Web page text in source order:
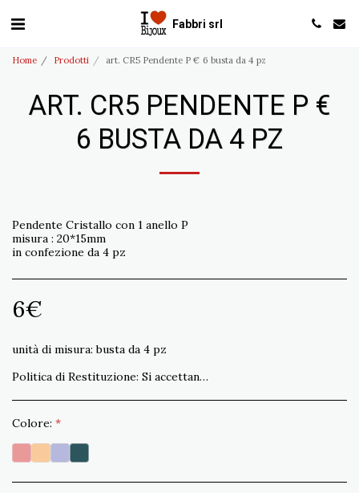
Fabbri srl
Home Prodotti art. CR5 Pendente P € 6 busta da 4 pz
ART. CR5 PENDENTE P €
6 BUSTA DA 4 PZ
Pendente Cristallo con 1 anello P
misura : 20*15mm
in confezione da 4 pz
6€
unità di misura: busta da 4 pz
Politica di Restituzione: Si accettano resi non conformi all&#039;ordine entro 15 gg. Spedizione a carico del Cliente
Colore: *